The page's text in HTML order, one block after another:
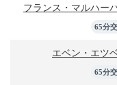
フランス・マルハー
65分
エベン・エツ
65分